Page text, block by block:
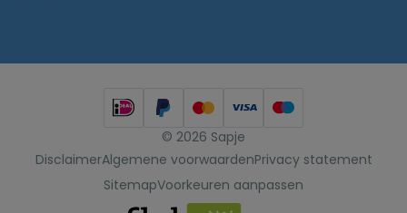
© 2026 Sapje
DisclaimerAlgemene voorwaardenPrivacy statement
SitemapVoorkeuren aanpassen